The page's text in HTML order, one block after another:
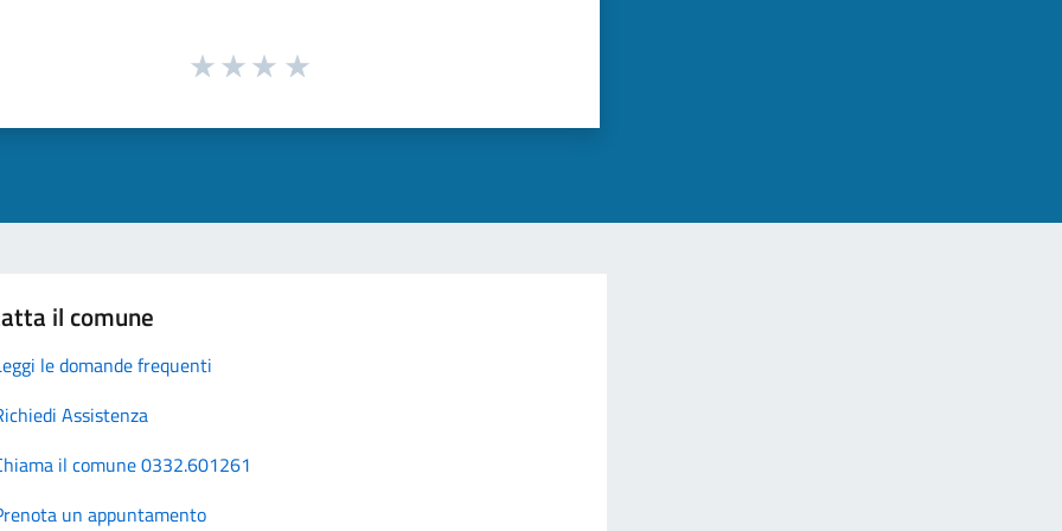
il comune
le domande frequenti
Assistenza
il comune 0332.601261
un appuntamento